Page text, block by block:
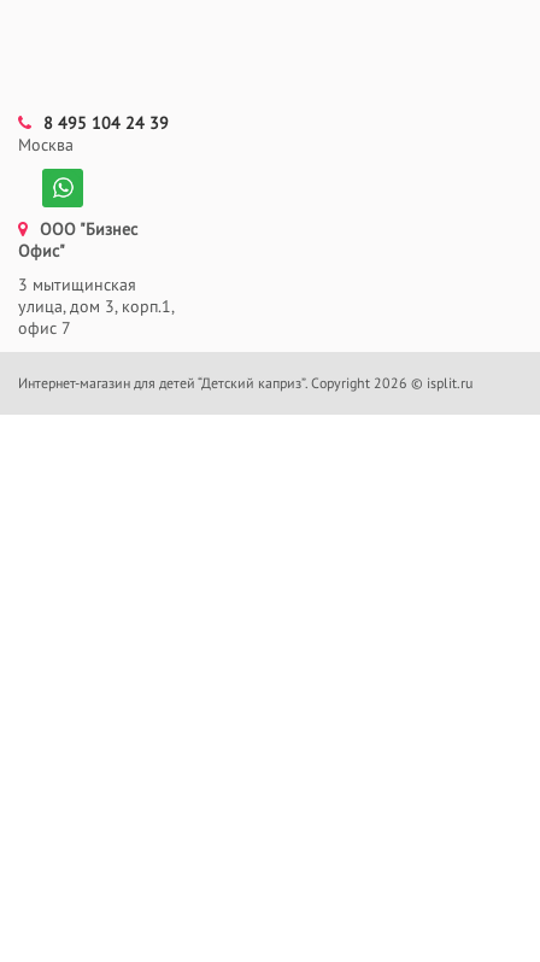
8 495 104 24 39
Москва
ООО "Бизнес
Офис"
3 мытищинская
улица, дом 3, корп.1,
офис 7
Интернет-магазин для детей “Детский каприз”. Copyright 2026 © isplit.ru